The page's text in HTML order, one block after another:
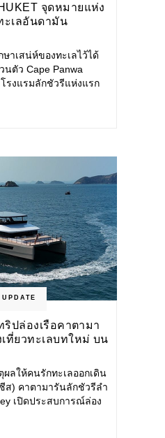
จุดหมายแห่ง
ะเลอันดามัน
าเสน่ห์ของทะเลไว้ได้
นตัว Cape Panwa
รงแรมลักชัวรีแห่งแรก
กเฉียงใต้ของเกาะ
ริปล่องเรือคาตามา
ที่ยวทะเลบทใหม่ บน
ผลให้คนรักทะเลออกเดิน
ซีส) คาตามารันลักชัวรีลำ
เปิดประสบการณ์ล่อง
บายแบบโรงแรมระดับ